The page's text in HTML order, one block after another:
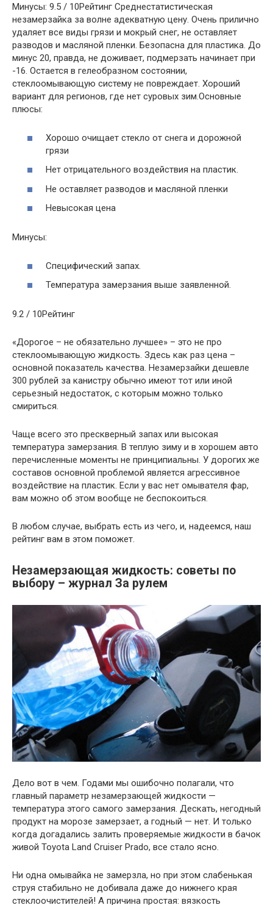
Минусы: 9.5 / 10Рейтинг Среднестатистическая
незамерзайка за волне адекватную цену. Очень прилично
удаляет все виды грязи и мокрый снег, не оставляет
разводов и масляной пленки. Безопасна для пластика. До
минус 20, правда, не доживает, подмерзать начинает при
-16. Остается в гелеобразном состоянии,
стеклоомывающую систему не повреждает. Хороший
вариант для регионов, где нет суровых зим.Основные
плюсы:
Хорошо очищает стекло от снега и дорожной
грязи
Нет отрицательного воздействия на пластик.
Не оставляет разводов и масляной пленки
Невысокая цена
Минусы:
Специфический запах.
Температура замерзания выше заявленной.
9.2 / 10Рейтинг
«Дорогое – не обязательно лучшее» – это не про
стеклоомывающую жидкость. Здесь как раз цена –
основной показатель качества. Незамерзайки дешевле
300 рублей за канистру обычно имеют тот или иной
серьезный недостаток, с которым можно только
смириться.
Чаще всего это прескверный запах или высокая
температура замерзания. В теплую зиму и в хорошем авто
перечисленные моменты не принципиальны. У дорогих же
составов основной проблемой является агрессивное
воздействие на пластик. Если у вас нет омывателя фар,
вам можно об этом вообще не беспокоиться.
В любом случае, выбрать есть из чего, и, надеемся, наш
рейтинг вам в этом поможет.
Незамерзающая жидкость: советы по
выбору – журнал За рулем
Дело вот в чем. Годами мы ошибочно полагали, что
главный параметр незамерзающей жидкости —
температура этого самого замерзания. Дескать, негодный
продукт на морозе замерзает, а годный — нет. И только
когда догадались залить проверяемые жидкости в бачок
живой Toyota Land Cruiser Prado, все стало ясно.
Ни одна омывайка не замерзла, но при этом слабенькая
струя стабильно не добивала даже до нижнего края
стеклоочистителей! А причина простая: вязкость